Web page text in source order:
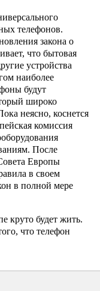
телефонов.
закона о
что бытовая
устройства
наиболее
будут
широко
неясно, коснется
комиссия
После
Европы
в своем
в полной мере
круто будет жить.
что телефон